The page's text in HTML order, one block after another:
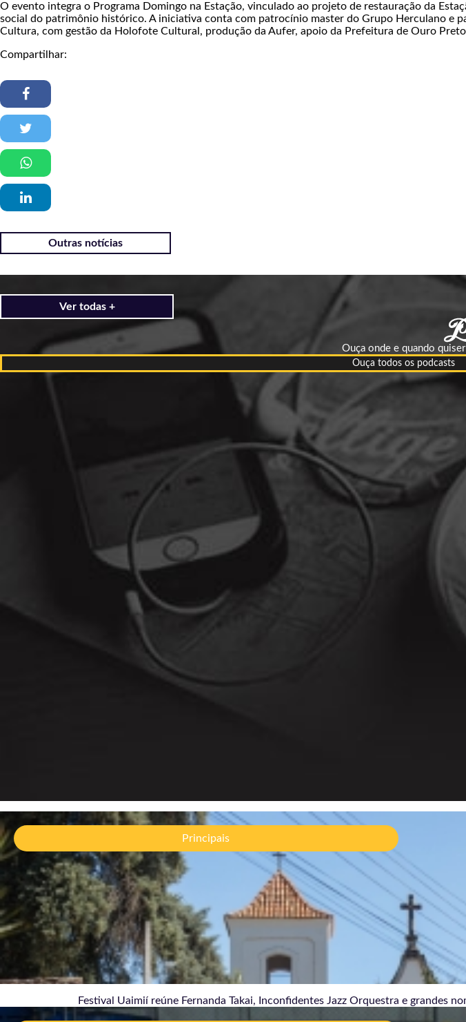
O evento integra o Programa Domingo na Estação, vinculado ao projeto de restauração da
social do patrimônio histórico. A iniciativa conta com patrocínio master do Grupo Herculano e
Cultura, com gestão da Holofote Cultural, produção da Aufer, apoio da Prefeitura de Ouro
Compartilhar:
Outras notícias
Ver todas +
Ouça onde e quando quiser
Ouça todos os podcasts
Principais
Festival Uaimií reúne Fernanda Takai,
Jazz Orquestra e grandes nomes da
brasileira em Acuruí, distrito de
06/08/2026
Festival Uaimií reúne Fernanda Takai, Inconfidentes Jazz Orquestra e grandes